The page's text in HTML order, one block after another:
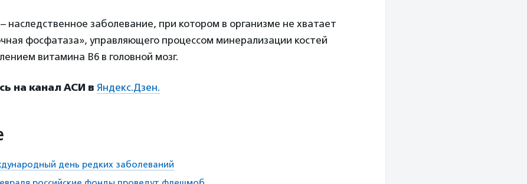
наследственное заболевание, при котором в организме не хватает
фосфатаза», управляющего процессом минерализации костей
витамина B6 в головной мозг.
на канал АСИ в Яндекс.Дзен.
день редких заболеваний